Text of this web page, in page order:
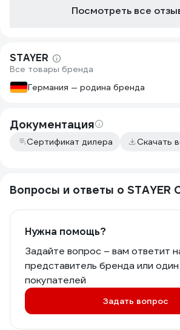
Посмотреть все
STAYER
Все товары бренда
Германия — родина бренда
Документация
Сертификат дилера Скачать
Вопросы и ответы о STAYER
Нужна помощь?
Задайте вопрос – вам ответит
представитель бренда или один
покупателей
Задать вопрос